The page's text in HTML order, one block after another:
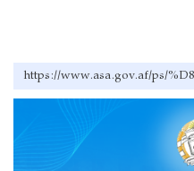
https://www.asa.gov.af/ps/